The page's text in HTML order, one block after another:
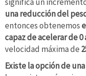
una reducción del
entonces obtenemos
capaz de acelerar de 0
velocidad máxima de
Existe la opción de